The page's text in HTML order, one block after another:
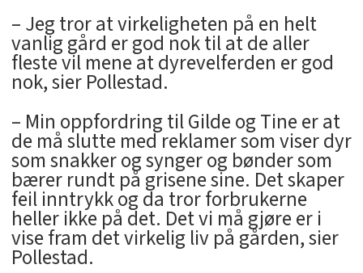
– Jeg tror at virkeligheten på en helt
vanlig gård er god nok til at de aller
fleste vil mene at dyrevelferden er god
nok, sier Pollestad.
– Min oppfordring til Gilde og Tine er at
de må slutte med reklamer som viser dyr
som snakker og synger og bønder som
bærer rundt på grisene sine. Det skaper
feil inntrykk og da tror forbrukerne
heller ikke på det. Det vi må gjøre er i
vise fram det virkelig liv på gården, sier
Pollestad.